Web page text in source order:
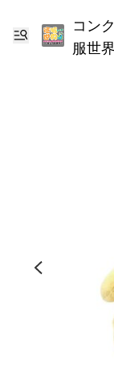
コンクエス